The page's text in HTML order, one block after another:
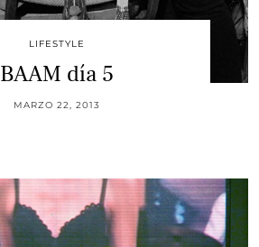
LIFESTYLE
BAAM día 5
MARZO 22, 2013